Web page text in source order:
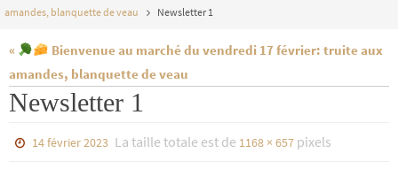
amandes, blanquette de veau
Newsletter 1
«
Bienvenue au marché du vendredi 17 février: truite aux
amandes, blanquette de veau
Newsletter 1
14 février 2023 La taille totale est de 1168 × 657 pixels